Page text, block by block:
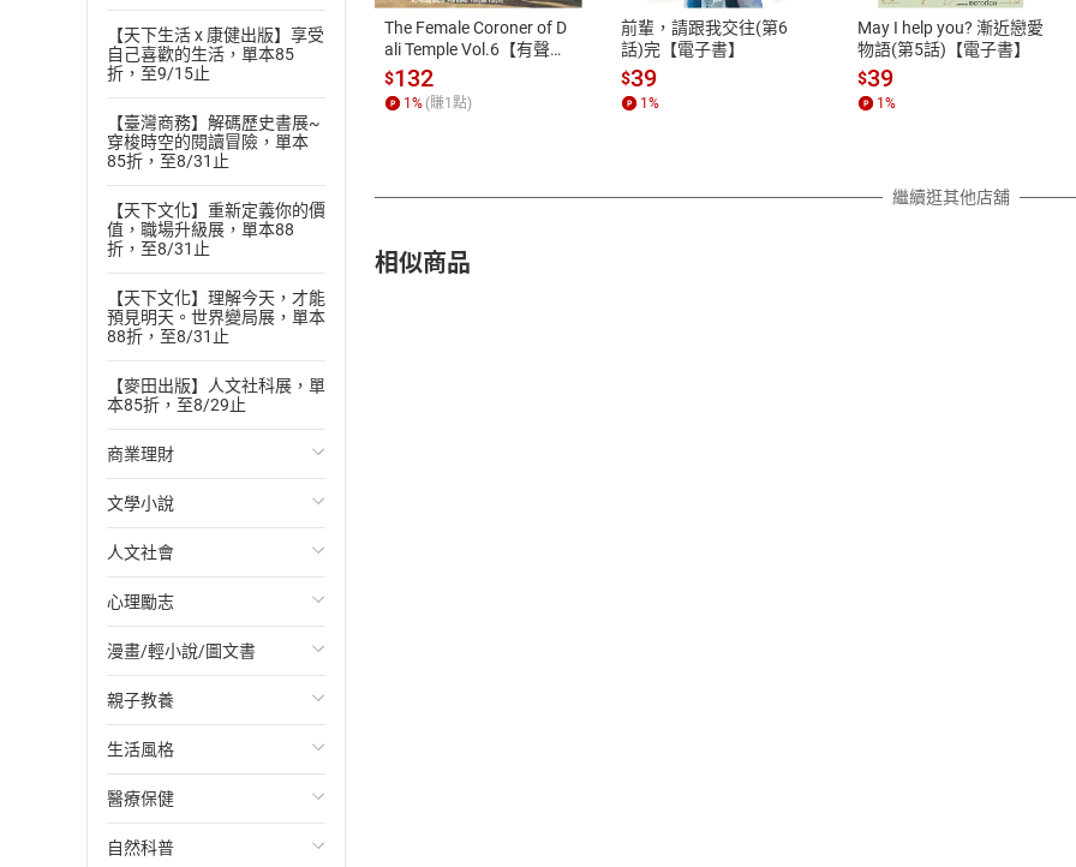
【天下生活 x 康健出版】享受
自己喜歡的生活，單本85
折，至9/15止
【臺灣商務】解碼歷史書展~
穿梭時空的閱讀冒險，單本
85折，至8/31止
【天下文化】重新定義你的價
值，職場升級展，單本88
折，至8/31止
【天下文化】理解今天，才能
預見明天。世界變局展，單本
88折，至8/31止
【麥田出版】人文社科展，單
本85折，至8/29止
商業理財
投資理財
經濟/趨勢
財務/金融
管理/領導
職場工作術
成功法
行銷/廣告
傳記
文學小說
歐美文學
日本文學
韓國文學
華文文學
經典文學
成長/家庭生活小說
懸疑/推理小說
人文社會
國際關係
政治
社會科學
台灣/中國歷史
日/韓歷史
其他歷史/史學
心理勵志
心靈成長/情緒
人際關係
兩性關係
心理學
漫畫/輕小說/圖文書
輕小說
奇幻/科幻
愛情故事
職場/社會寫實
親子教養
教育現場
兒童文學/故事
兒童科普/學習
生活風格
飲食/食譜
健身/美顏
醫療保健
健康/養生
自然科普
之權利，遽消費者保護法及通訊交
除權合理例外情事適用準則，依商
質各有不同規定。詳細退換貨說明
照各商品說明。
The Female Coroner of D
ali Temple Vol.6【有聲
書】
$132
1% (賺1點)
前輩，請跟我交往(第6
話)完【電子書】
$39
1%
May I help you? 漸近戀愛
物語(第5話)【電子書】
$39
1%
繼續逛其他店舖
相似商品